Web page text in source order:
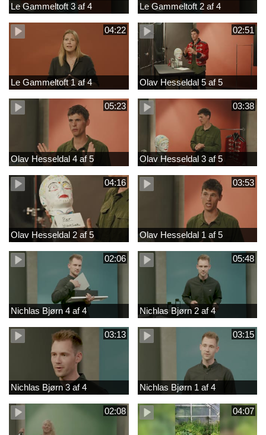
Le Gammeltoft 3 af 4 Le Gammeltoft 2 af 4
04:22
Le Gammeltoft 1 af 4
02:51
Olav Hesseldal 5 af 5
05:23
Olav Hesseldal 4 af 5
03:38
Olav Hesseldal 3 af 5
04:16
Olav Hesseldal 2 af 5
03:53
Olav Hesseldal 1 af 5
02:06
Nichlas Bjørn 4 af 4
05:48
Nichlas Bjørn 2 af 4
03:13
Nichlas Bjørn 3 af 4
03:15
Nichlas Bjørn 1 af 4
02:08 04:07